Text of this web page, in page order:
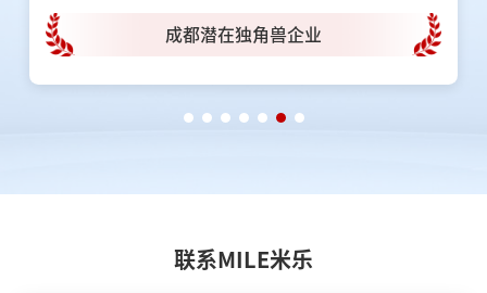
成都潜在独角兽企业
联系MILE米乐